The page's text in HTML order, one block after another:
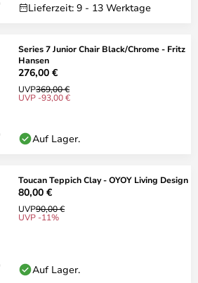
Lieferzeit: 9 - 13 Werktage
Series 7 Junior Chair Black/Chrome - Fritz
Hansen
276,00 €
UVP369,00 €
UVP -93,00 €
Auf Lager.
Toucan Teppich Clay - OYOY Living Design
80,00 €
UVP90,00 €
UVP -11%
Auf Lager.